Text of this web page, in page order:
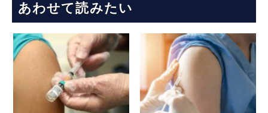
あわせて読みたい